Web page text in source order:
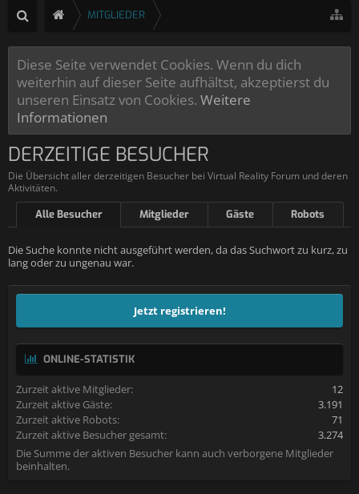
MITGLIEDER
Diese Seite verwendet Cookies. Wenn du dich
weiterhin auf dieser Seite aufhältst, akzeptierst du
unseren Einsatz von Cookies. Weitere
Informationen
DERZEITIGE BESUCHER
Die Übersicht aller derzeitigen Besucher bei Virtual Reality Forum und deren
Aktivitäten.
Alle Besucher
Mitglieder Gäste Robots
Die Suche konnte nicht ausgeführt werden, da das Suchwort zu kurz, zu
lang oder zu ungenau war.
Jetzt registrieren!
ONLINE-STATISTIK
Zurzeit aktive Mitglieder:
12
Zurzeit aktive Gäste:
3.191
Zurzeit aktive Robots:
71
Zurzeit aktive Besucher gesamt:
3.274
Die Summe der aktiven Besucher kann auch verborgene Mitglieder
beinhalten.